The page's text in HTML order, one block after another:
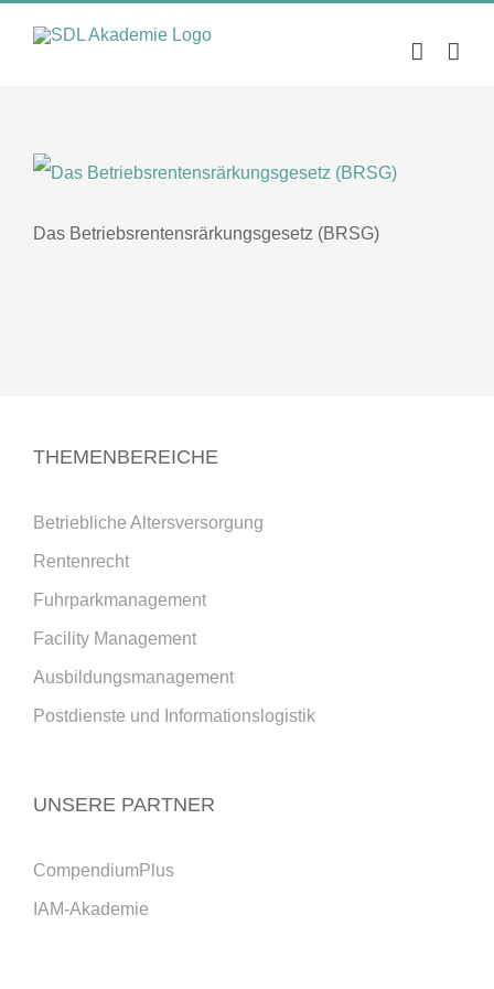
Das Betriebsrentensrärkungsgesetz (BRSG)
THEMENBEREICHE
Betriebliche Altersversorgung
Rentenrecht
Fuhrparkmanagement
Facility Management
Ausbildungsmanagement
Postdienste und Informationslogistik
UNSERE PARTNER
CompendiumPlus
IAM-Akademie